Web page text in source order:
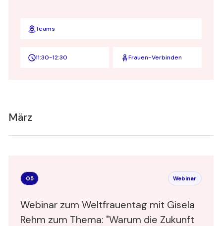
Teams
11:30-12:30 Frauen-Verbinden
März
05 Webinar
Webinar zum Weltfrauentag mit Gisela
Rehm zum Thema: "Warum die Zukunft